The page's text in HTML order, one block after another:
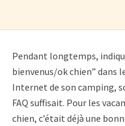
Pendant longtemps,
bienvenus/ok chien” dans
Internet de son camping,
FAQ suffisait. Pour les
chien, c’était déjà une